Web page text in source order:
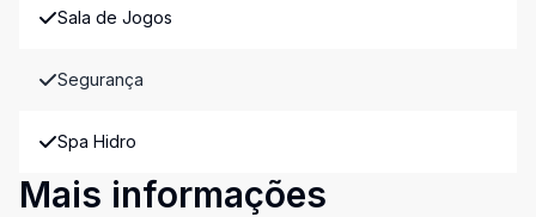
Sala de Jogos
Segurança
Spa Hidro
Mais informações